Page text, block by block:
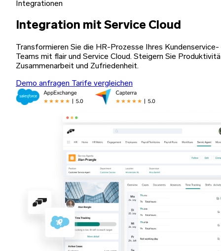
Integrationen
Integration mit Service Cloud
Transformieren Sie die HR-Prozesse Ihres Kundenservice-
Teams mit flair und Service Cloud. Steigern Sie
Zusammenarbeit und Zufriedenheit.
Demo anfragen Tarife vergleichen